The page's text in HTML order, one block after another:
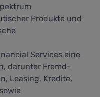
Produkte und
Services eine
darunter Fremd-
Leasing, Kredite,